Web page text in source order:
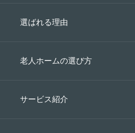
選ばれる理由
老人ホームの選び方
サービス紹介